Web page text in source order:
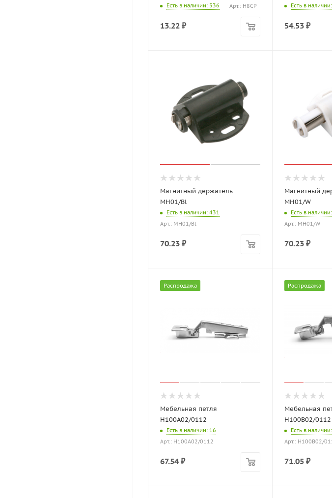
Есть в наличии: 336 Арт.: H8CP
13.22 ₽
Есть в наличии
54.53 ₽
Магнитный держатель
MH01/Bl
Есть в наличии: 431
Арт.: MH01/Bl
70.23 ₽
Магнитный
MH01/W
Есть в наличии
Арт.: MH01/W
70.23 ₽
Распродажа
Мебельная петля
H100A02/0112
Есть в наличии: 16
Арт.: H100A02/0112
67.54₽
Распродажа
Мебельная
H100B02/0112
Есть в наличии
Арт.: H100B02/
71.05 ₽